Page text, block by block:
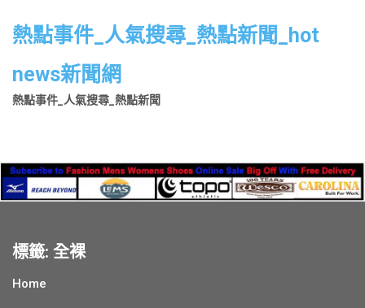
熱點事件_人氣搜尋_熱點新聞_hot
news新聞網
熱點事件_人氣搜尋_熱點新聞
標籤: 全裸
Home